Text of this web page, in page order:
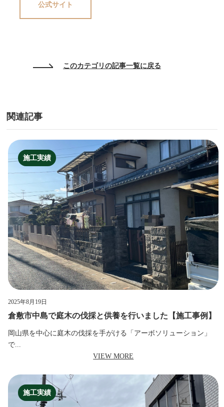
公式サイト
このカテゴリの記事一覧に戻る
関連記事
施工実績
2025年8月19日
倉敷市中島で庭木の伐採と供養を行いました【施工事例】
岡山県を中心に庭木の伐採を手がける「アーボソリューション」
で...
VIEW MORE
施工実績